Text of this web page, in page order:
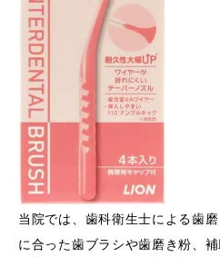
当院では、歯科衛生士による歯
に合った歯ブラシや歯磨き粉、